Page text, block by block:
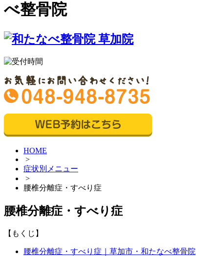
べ整骨院
HOME
>
症状別メニュー
>
腰椎分離症・すべり症
腰椎分離症・すべり症
【もくじ】
腰椎分離症・すべり症｜草加市・和たなべ整骨院